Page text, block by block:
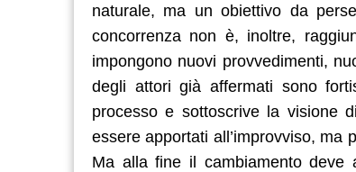
naturale, ma un obiettivo da
concorrenza non è, inoltre,
impongono nuovi provvedimenti,
degli attori già affermati sono
processo e sottoscrive la visione
essere apportati all’improvviso, ma
Ma alla fine il cambiamento deve